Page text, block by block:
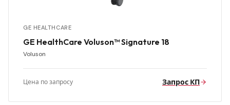
GE HEALTHCARE
GE HealthCare Voluson™ Signature 18
Voluson
Цена по запросу Запрос КП